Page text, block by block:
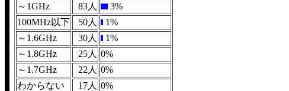
～1GHz
83人
3%
100MHz以下
50人
1%
～1.6GHz
30人
1%
～1.8GHz
25人 0%
～1.7GHz
22人 0%
わからない
17人 0%